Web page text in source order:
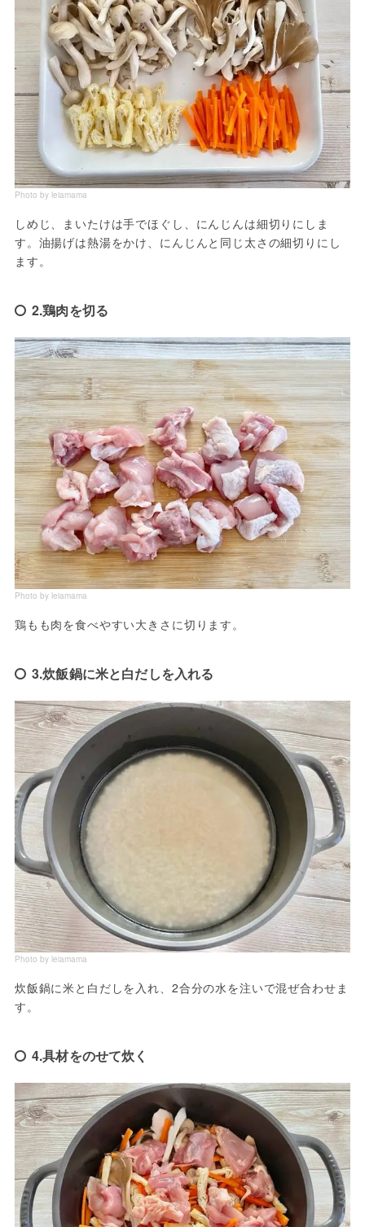
Photo by leiamama
しめじ、まいたけは手でほぐし、にんじんは細切りにしま
す。油揚げは熱湯をかけ、にんじんと同じ太さの細切りにし
ます。
2.鶏肉を切る
Photo by leiamama
鶏もも肉を食べやすい大きさに切ります。
3.炊飯鍋に米と白だしを入れる
Photo by leiamama
炊飯鍋に米と白だしを入れ、2合分の水を注いで混ぜ合わせま
す。
4.具材をのせて炊く